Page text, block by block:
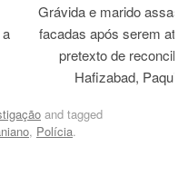
Grávida e marido
facadas após serem
pretexto de
Hafizabad,
and tagged
, Polícia.